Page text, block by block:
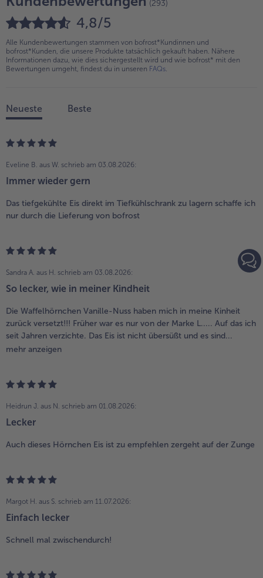
(293)
4,8/5
Alle Kundenbewertungen stammen von bofrost*Kundinnen und
bofrost*Kunden, die unsere Produkte tatsächlich gekauft haben. Nähere
Informationen dazu, wie dies sichergestellt wird und wie bofrost* mit den
Bewertungen umgeht, findest du in unseren FAQs
Neueste Beste
Eveline B. aus W. schrieb am 03.08.2026:
Immer wieder gern
Das tiefgekühlte Eis direkt im Tiefkühlschrank zu lagern schaffe ich
nur durch die Lieferung von bofrost
Sandra A. aus H. schrieb am 03.08.2026:
So lecker, wie in meiner Kindheit
Die Waffelhörnchen Vanille-Nuss haben mich in meine Kinheit
zurück versetzt!!! Früher war es nur von der Marke L..... Auf das ich
seit Jahren verzichte. Das Eis ist nicht übersüßt und es sind...
mehr anzeigen
Heidrun J. aus N. schrieb am 01.08.2026:
Lecker
Auch dieses Hörnchen Eis ist zu empfehlen zergeht auf der Zunge
Margot H. aus S. schrieb am 11.07.2026:
Einfach lecker
Schnell mal zwischendurch!